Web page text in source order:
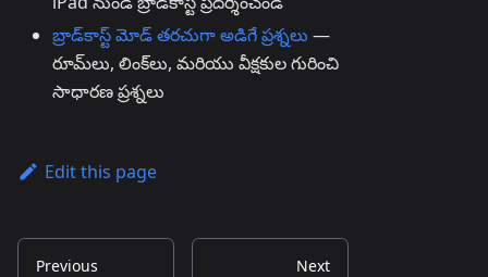
బ్రాడ్‌కాస్ట్ మోడ్ తరచుగా అడిగే ప్రశ్నలు —
రూమ్‌లు, లింక్‌లు, మరియు వీక్షకుల గురించి
సాధారణ ప్రశ్నలు
Edit this page
Previous Next